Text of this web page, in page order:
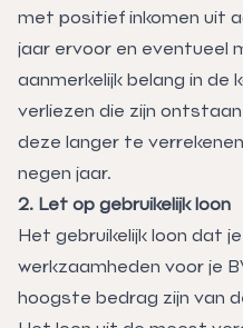
met positief inkomen uit
jaar ervoor en eventueel
aanmerkelijk belang in de
verliezen die zijn
deze langer te
negen jaar.
2. Let op gebruikelijk loon
Het gebruikelijk loon dat
werkzaamheden voor je
hoogste bedrag zijn van